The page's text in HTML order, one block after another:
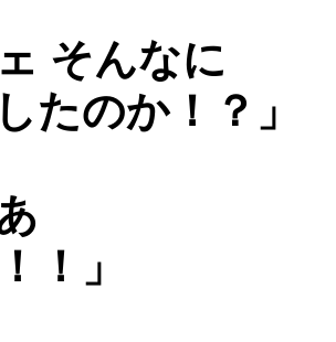
そんなに
たのか！？」
！」